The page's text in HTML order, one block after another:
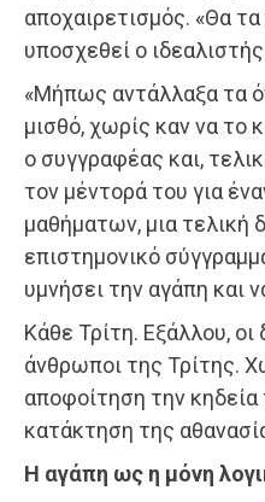
αποχαιρετισμός. «Θα
υποσχεθεί ο
«Μήπως αντάλλαξα τα
μισθό, χωρίς καν να το
ο συγγραφέας και,
τον μέντορά του για
μαθήματων, μια τελική
επιστημονικό
υμνήσει την αγάπη και
Κάθε Τρίτη. Εξάλλου,
άνθρωποι της Τρίτης.
αποφοίτηση την
κατάκτηση της
Η αγάπη ως η μόνη